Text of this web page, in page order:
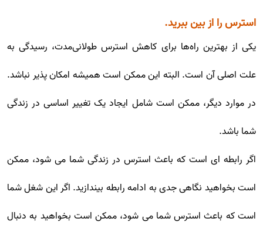
استرس را از بین ببرید.
یکی از بهترین راه‌ها برای کاهش استرس طولانی‌مدت، رسیدگی به
علت اصلی آن است. البته این ممکن است همیشه امکان پذیر نباشد.
در موارد دیگر، ممکن است شامل ایجاد یک تغییر اساسی در زندگی
شما باشد.
اگر رابطه ای است که باعث استرس در زندگی شما می شود، ممکن
است بخواهید نگاهی جدی به ادامه رابطه بیندازید. اگر این شغل شما
است که باعث استرس شما می شود، ممکن است بخواهید به دنبال